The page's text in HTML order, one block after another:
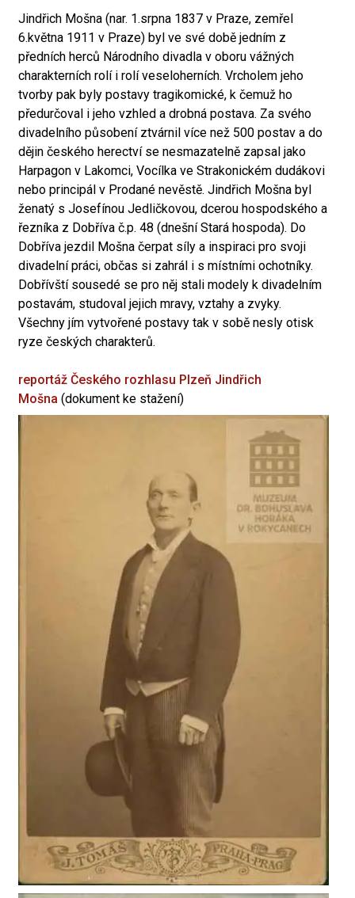
Jindřich Mošna (nar. 1.srpna 1837 v Praze, zemřel
6.května 1911 v Praze) byl ve své době jedním z
předních herců Národního divadla v oboru vážných
charakterních rolí i rolí veseloherních. Vrcholem jeho
tvorby pak byly postavy tragikomické, k čemuž ho
předurčoval i jeho vzhled a drobná postava. Za svého
divadelního působení ztvárnil více než 500 postav a do
dějin českého herectví se nesmazatelně zapsal jako
Harpagon v Lakomci, Vocílka ve Strakonickém dudákovi
nebo principál v Prodané nevěstě. Jindřich Mošna byl
ženatý s Josefínou Jedličkovou, dcerou hospodského a
řezníka z Dobříva č.p. 48 (dnešní Stará hospoda). Do
Dobříva jezdil Mošna čerpat síly a inspiraci pro svoji
divadelní práci, občas si zahrál i s místními ochotníky.
Dobřívští sousedé se pro něj stali modely k divadelním
postavám, studoval jejich mravy, vztahy a zvyky.
Všechny jím vytvořené postavy tak v sobě nesly otisk
ryze českých charakterů.
reportáž Českého rozhlasu Plzeň Jindřich
Mošna (dokument ke stažení)